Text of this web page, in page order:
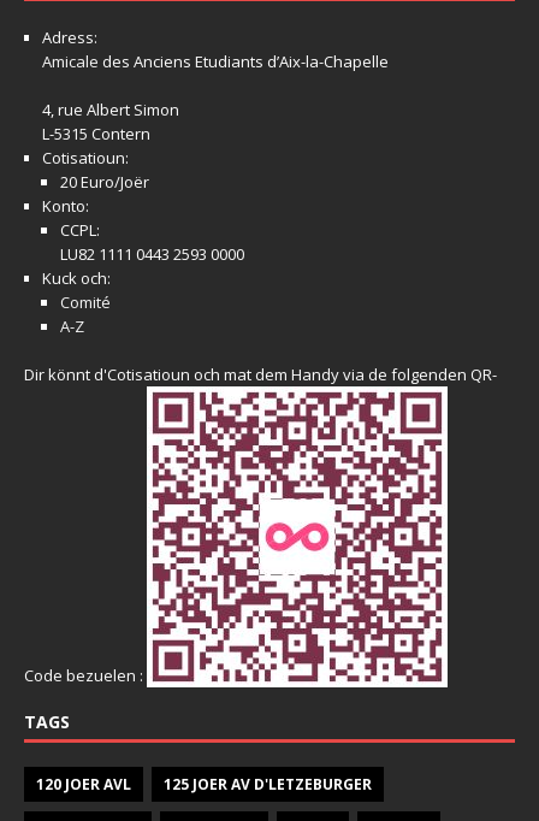
Adress:
Amicale des Anciens Etudiants d’Aix-la-Chapelle
4, rue Albert Simon
L-5315 Contern
Cotisatioun:
20 Euro/Joër
Konto:
CCPL:
LU82 1111 0443 2593 0000
Kuck och:
Comité
A-Z
Dir könnt d'Cotisatioun och mat dem Handy via de folgenden QR-
Code bezuelen :
TAGS
120 JOER AVL 125 JOER AV D'LETZEBURGER